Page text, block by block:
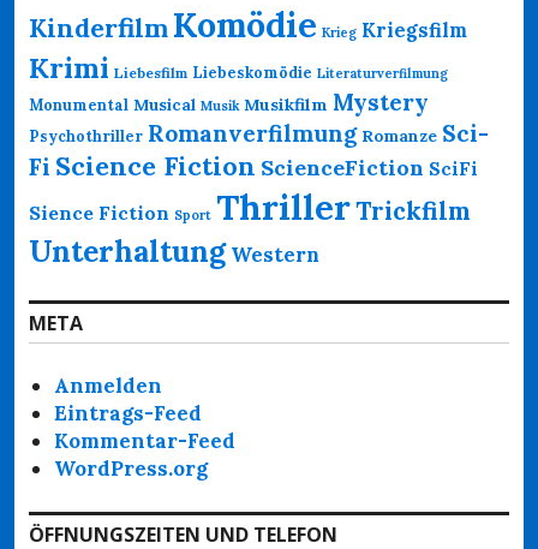
KinderfilmKomödie Krieg Kriegsfilm
Krimi Liebesfilm Liebeskomödie Literaturverfilmung
Monumental Musical Musik Musikfilm Mystery
Psychothriller Romanverfilmung Romanze Sci-
Fi Science Fiction ScienceFiction SciFi
Sience Fiction Sport ThrillerTrickfilm
Unterhaltung Western
META
Anmelden
Eintrags-Feed
Kommentar-Feed
WordPress.org
ÖFFNUNGSZEITEN UND TELEFON